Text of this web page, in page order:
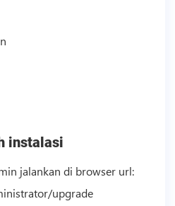
instalasi
jalankan di browser url:
upgrade